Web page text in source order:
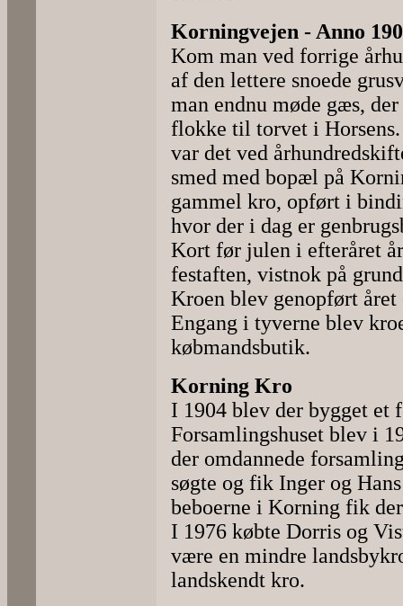
Korningvejen - Anno
Kom man ved forrige
af den lettere snoede
man endnu møde gæs,
flokke til torvet i
var det ved
smed med bopæl på
gammel kro, opført i
hvor der i dag er
Kort før julen i efteråret
festaften, vistnok på
Kroen blev genopført
Engang i tyverne blev
købmandsbutik.
Korning Kro
I 1904 blev der bygget et
Forsamlingshuset blev i
der omdannede
søgte og fik Inger og
beboerne i Korning fik
I 1976 købte Dorris og
være en mindre
landskendt kro.